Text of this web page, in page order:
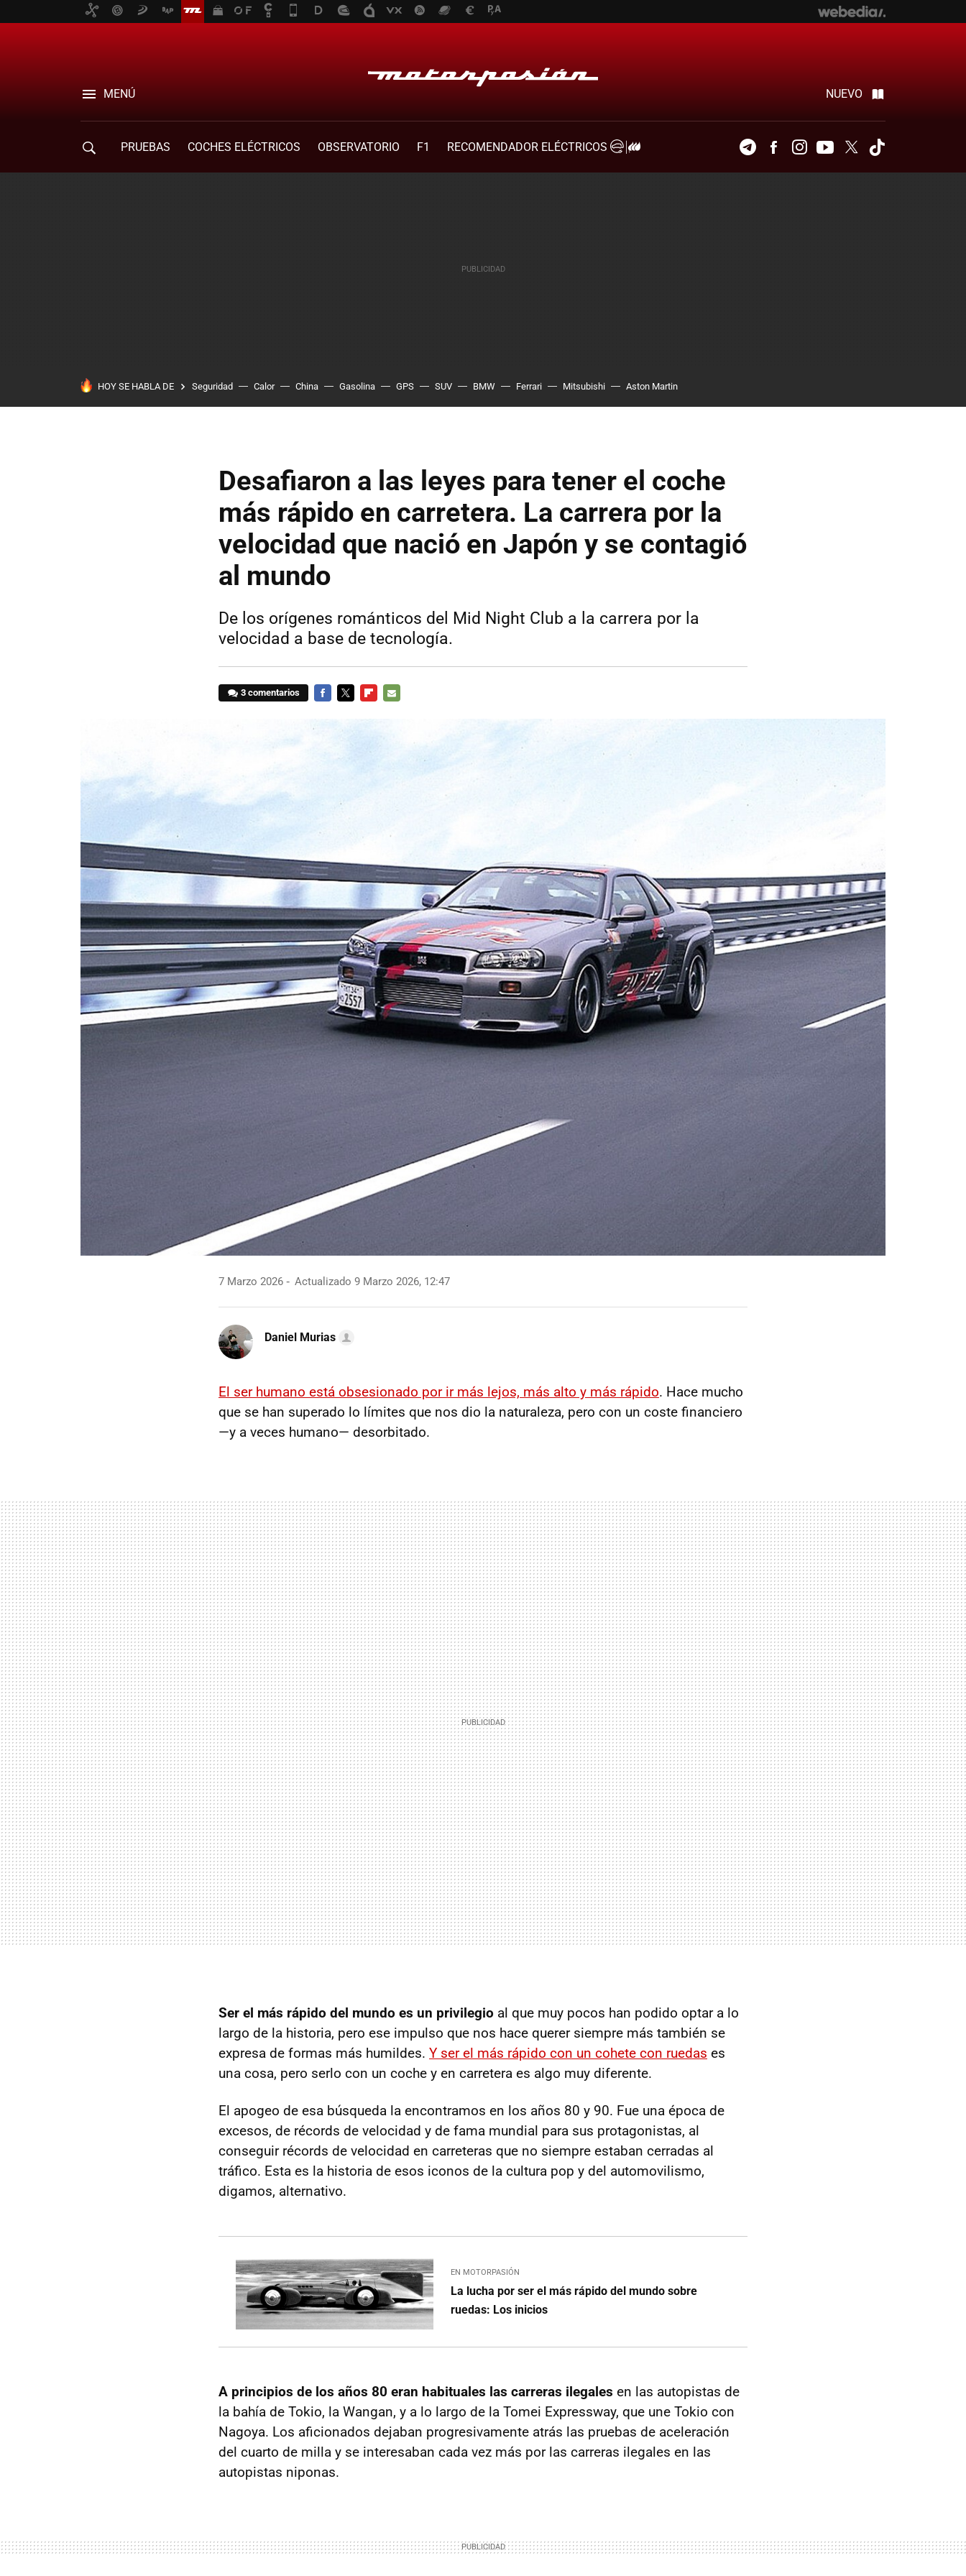
MENÚ NUEVO
PRUEBAS COCHES ELÉCTRICOS OBSERVATORIO F1
RECOMENDADOR ELÉCTRICOS
TelegramFacebookInstagramYoutubeTwitter
HOY SE HABLA DE Seguridad Calor China Gasolina GPS SUV BMW Ferrari Mitsubishi Aston Martin
Desafiaron a las leyes para tener el coche
más rápido en carretera. La carrera por la
velocidad que nació en Japón y se contagió
al mundo
De los orígenes románticos del Mid Night Club a la carrera por la
velocidad a base de tecnología.
3 comentarios
7 Marzo 2026 Actualizado 9 Marzo 2026, 12:47
Daniel Murias
El ser humano está obsesionado por ir más lejos, más alto y más rápido. Hace mucho
que se han superado lo límites que nos dio la naturaleza, pero con un coste financiero
—y a veces humano— desorbitado.
Ser el más rápido del mundo es un privilegio al que muy pocos han podido optar a lo
largo de la historia, pero ese impulso que nos hace querer siempre más también se
expresa de formas más humildes. Y ser el más rápido con un cohete con ruedas es
una cosa, pero serlo con un coche y en carretera es algo muy diferente.
El apogeo de esa búsqueda la encontramos en los años 80 y 90. Fue una época de
excesos, de récords de velocidad y de fama mundial para sus protagonistas, al
conseguir récords de velocidad en carreteras que no siempre estaban cerradas al
tráfico. Esta es la historia de esos iconos de la cultura pop y del automovilismo,
digamos, alternativo.
EN MOTORPASIÓN
La lucha por ser el más rápido del mundo sobre
ruedas: Los inicios
A principios de los años 80 eran habituales las carreras ilegales en las autopistas de
la bahía de Tokio, la Wangan, y a lo largo de la Tomei Expressway, que une Tokio con
Nagoya. Los aficionados dejaban progresivamente atrás las pruebas de aceleración
del cuarto de milla y se interesaban cada vez más por las carreras ilegales en las
autopistas niponas.